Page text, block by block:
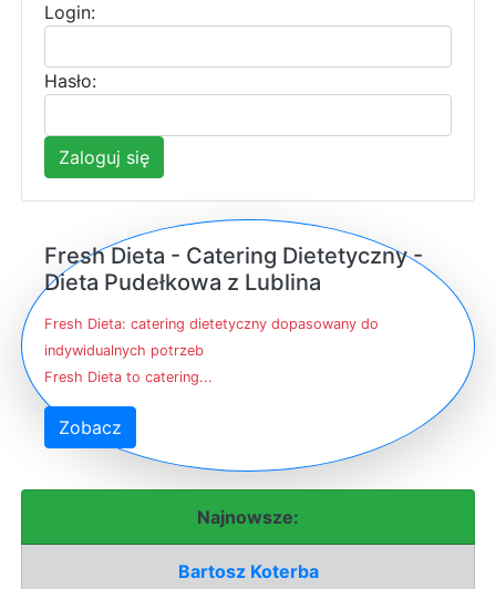
Login:
Hasło:
Zaloguj się
Fresh Dieta - Catering Dietetyczny -
Dieta Pudełkowa z Lublina
Fresh Dieta: catering dietetyczny dopasowany do
indywidualnych potrzeb
Fresh Dieta to catering...
Zobacz
Najnowsze:
Bartosz Koterba